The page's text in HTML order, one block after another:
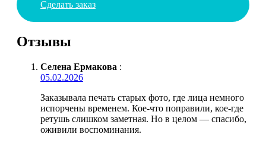
Сделать заказ
Отзывы
Селена Ермакова :
05.02.2026
Заказывала печать старых фото, где лица немного
испорчены временем. Кое-что поправили, кое-где
ретушь слишком заметная. Но в целом — спасибо,
оживили воспоминания.